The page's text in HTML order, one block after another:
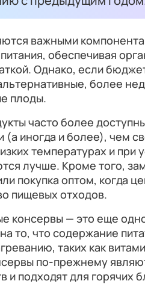
важными
обеспечивая
Однако, если
более
плоды.
часто более
иногда и более), чем
температурах и при
лучше. Кроме того,
покупка оптом, когда
пищевых отходов.
консервы — это еще
то, что содержание
таких как
по-прежнему
и подходят для горячих